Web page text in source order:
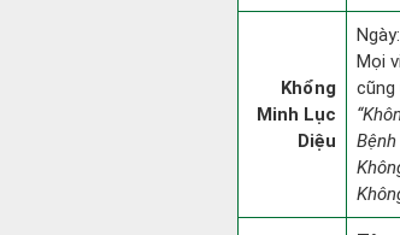
Khổng
Minh Lục
Diệu
Ngày:
Mọi
cũng